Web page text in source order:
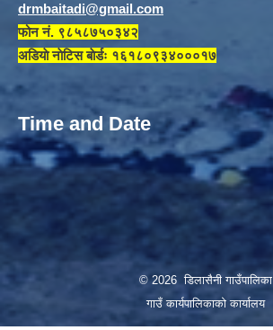
drmbaitadi@gmail.com
फोन नं. ९८५८७५०३४२
अडियाे नाेटिस बाेर्डः १६१८०९३४०००१७
Time and Date
© 2026 डिलासैनी गाउँपालिका
गाउँ कार्यपालिकाको कार्यालय